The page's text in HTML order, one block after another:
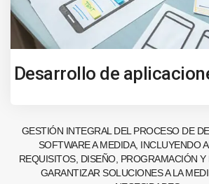
Desarrollo de
GESTIÓN INTEGRAL DEL PROCESO DE
SOFTWARE A MEDIDA, INCLUYENDO
REQUISITOS, DISEÑO, PROGRAMACIÓN Y
GARANTIZAR SOLUCIONES A LA